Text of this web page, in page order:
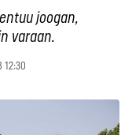
joogan,
varaan.
12:30